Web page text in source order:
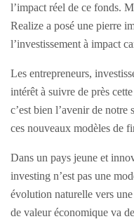
l’impact réel de ce fonds.
Realize a posé une pierre
l’investissement à impact
Les entrepreneurs,
intérêt à suivre de près
c’est bien l’avenir de
ces nouveaux modèles de
Dans un pays jeune et
investing n’est pas une
évolution naturelle vers
de valeur économique va